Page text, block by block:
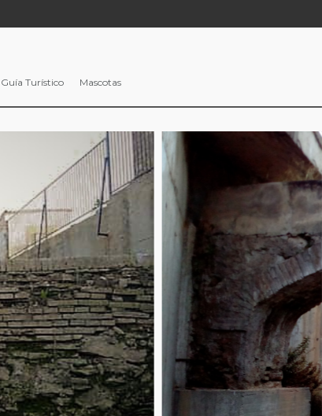
Guía Turístico Mascotas